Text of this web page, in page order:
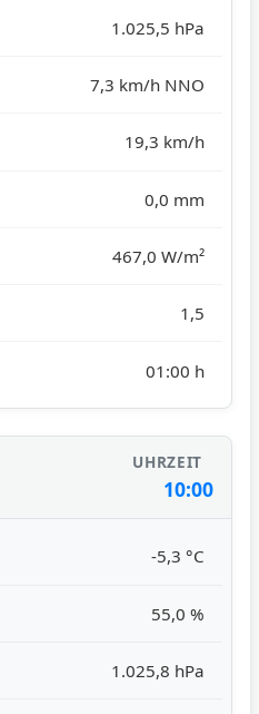
1.025,5 hPa
7,3 km/h NNO
19,3 km/h
0,0 mm
467,0 W/m²
1,5
01:00 h
10:00
-5,3 °C
55,0 %
1.025,8 hPa